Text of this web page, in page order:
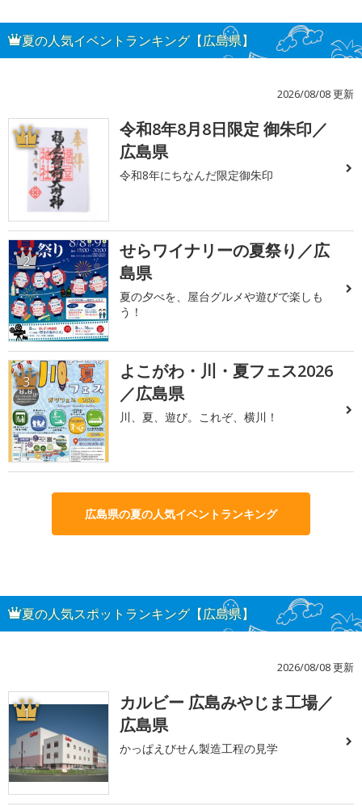
夏の人気イベントランキング【広島県】
2026/08/08 更新
1
令和8年8月8日限定 御朱印／
広島県
令和8年にちなんだ限定御朱印
2
せらワイナリーの夏祭り／広
島県
夏の夕べを、屋台グルメや遊びで楽しも
う！
3
よこがわ・川・夏フェス2026
／広島県
川、夏、遊び。これぞ、横川！
広島県の夏の人気イベントランキング
夏の人気スポットランキング【広島県】
2026/08/08 更新
1
カルビー 広島みやじま工場／
広島県
かっぱえびせん製造工程の見学